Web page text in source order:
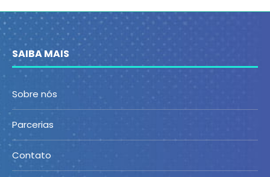
SAIBA MAIS
Sobre nós
Parcerias
Contato